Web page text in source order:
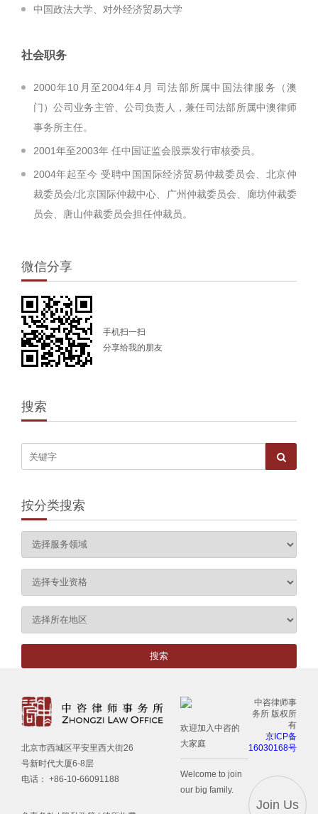
中国政法大学、对外经济贸易大学
社会职务
2000年10月至2004年4月 司法部所属中国法律服务（澳
门）公司业务主管、公司负责人，兼任司法部所属中澳律师
事务所主任。
2001年至2003年 任中国证监会股票发行审核委员。
2004年起至今 受聘中国国际经济贸易仲裁委员会、北京仲
裁委员会/北京国际仲裁中心、广州仲裁委员会、廊坊仲裁委
员会、唐山仲裁委员会担任仲裁员。
微信分享
手机扫一扫
分享给我的朋友
搜索
按分类搜索
北京市西城区平安里西大街26
号新时代大厦6-8层
电话： +86-10-66091188
欢迎加入中咨的
大家庭
Welcome to join
our big family.
中咨律师事
务所 版权所
有
京ICP备
16030168号
Join Us